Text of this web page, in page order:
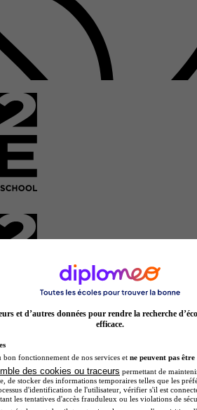
et d’autres données pour rendre la recherche
efficace.
bon fonctionnement de nos services et ne peuvent pas être
des cookies ou traceurs permettant de
de stocker des informations temporaires telles que les
d'identification de l'utilisateur, vérifier s'il est
les tentatives d'accès frauduleux ou les violations de